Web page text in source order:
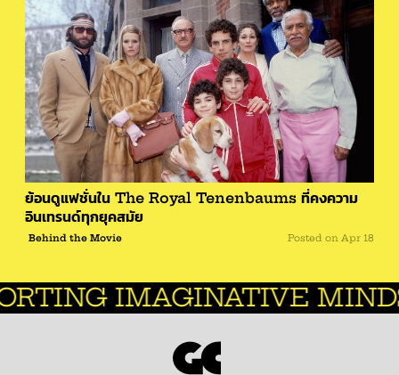
ย้อนดูแฟชั่นใน The Royal Tenenbaums ที่คงความ
อินเทรนด์ทุกยุคสมัย
Behind the Movie Posted on Apr 18
IMAGINATIVE MINDS.